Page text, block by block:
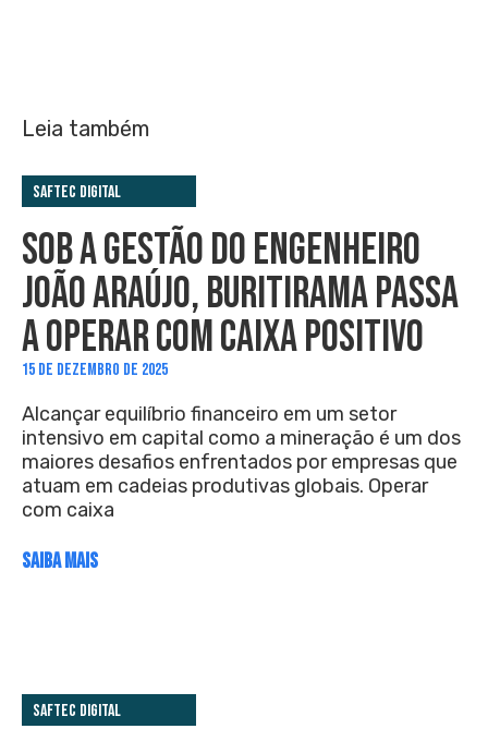
Leia também
Saftec Digital
SOB A GESTÃO DO ENGENHEIRO
JOÃO ARAÚJO, BURITIRAMA PASSA
A OPERAR COM CAIXA POSITIVO
15 DE DEZEMBRO DE 2025
Alcançar equilíbrio financeiro em um setor
intensivo em capital como a mineração é um dos
maiores desafios enfrentados por empresas que
atuam em cadeias produtivas globais. Operar
com caixa
SAIBA MAIS
Saftec Digital